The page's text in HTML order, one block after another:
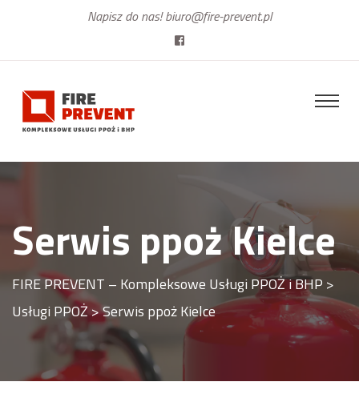
Napisz do nas!biuro@fire-prevent.pl
Serwis ppoż Kielce
FIRE PREVENT – Kompleksowe Usługi PPOŻ i BHP >
Usługi PPOŻ>Serwis ppoż Kielce